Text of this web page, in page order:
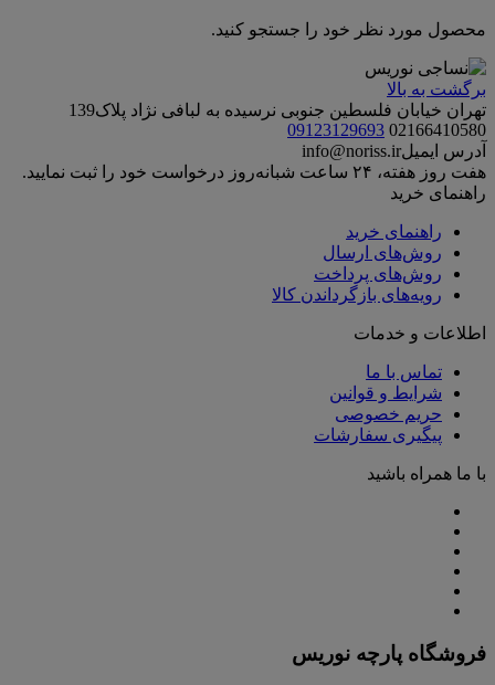
محصول مورد نظر خود را جستجو کنید.
برگشت به بالا
تهران خیابان فلسطین جنوبی نرسیده به لبافی نژاد پلاک139
02166410580
09123129693
آدرس ایمیلinfo@noriss.ir
هفت روز هفته، ۲۴ ساعت شبانه‌روز درخواست خود را ثبت نمایید.
راهنمای خرید
راهنمای خرید
روش‌های ارسال
روش‌های پرداخت
رویه‌های بازگرداندن کالا
اطلاعات و خدمات
تماس با ما
شرایط و قوانین
حریم خصوصی
پیگیری سفارشات
با ما همراه باشید
فروشگاه پارچه نوریس